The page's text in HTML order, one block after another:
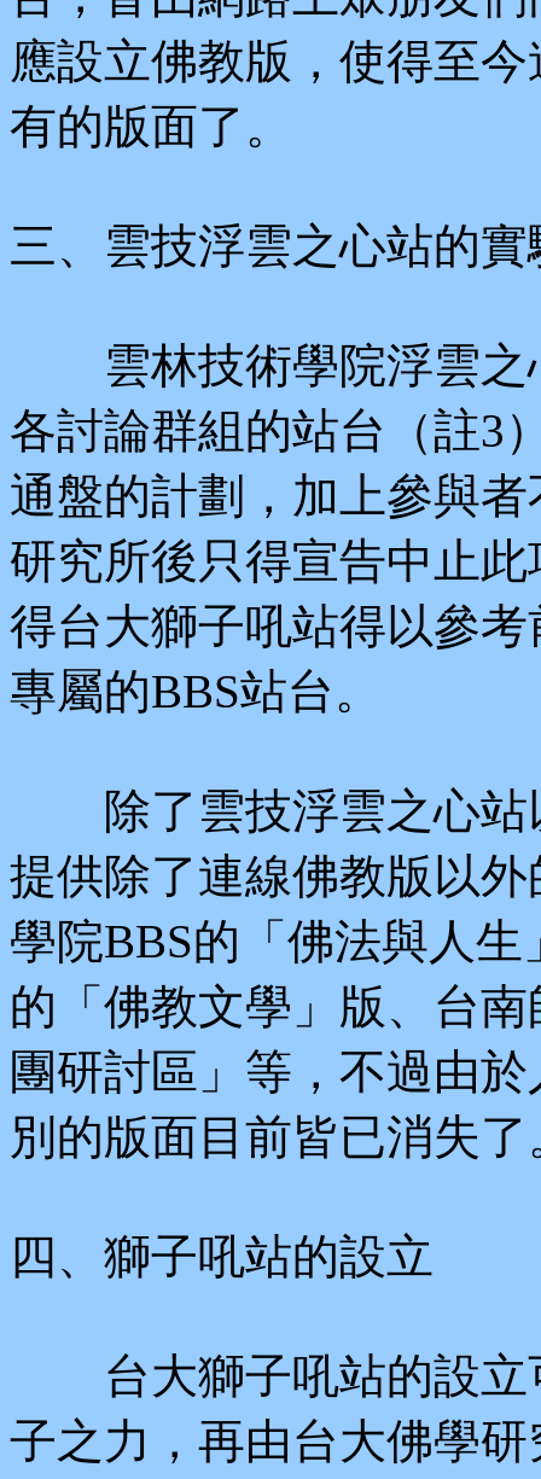
應設立佛教版，使得至
有的版面了。
三、雲技浮雲之心站的實
雲林技術學院浮雲之
各討論群組的站台（註3
通盤的計劃，加上參與
研究所後只得宣告中止
得台大獅子吼站得以參
專屬的BBS站台。
除了雲技浮雲之心站
提供除了連線佛教版以
學院BBS的「佛法與人
的「佛教文學」版、台
團研討區」等，不過由
別的版面目前皆已消失了
四、獅子吼站的設立
台大獅子吼站的設立
子之力，再由台大佛學